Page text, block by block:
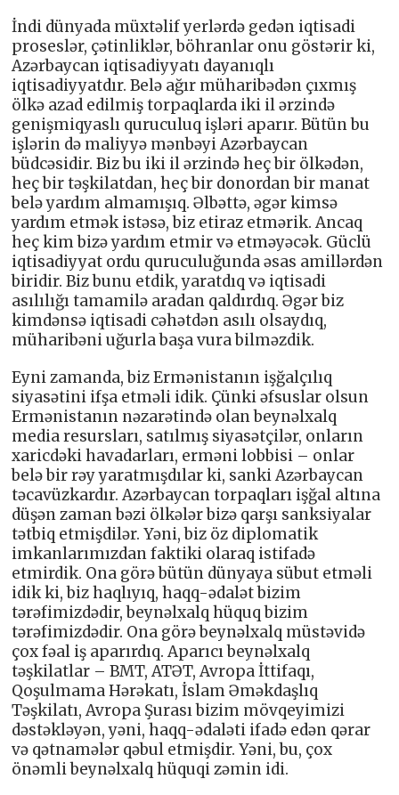
İndi dünyada müxtəlif yerlərdə gedən iqtisadi
proseslər, çətinliklər, böhranlar onu göstərir ki,
Azərbaycan iqtisadiyyatı dayanıqlı
iqtisadiyyatdır. Belə ağır müharibədən çıxmış
ölkə azad edilmiş torpaqlarda iki il ərzində
genişmiqyaslı quruculuq işləri aparır. Bütün bu
işlərin də maliyyə mənbəyi Azərbaycan
büdcəsidir. Biz bu iki il ərzində heç bir ölkədən,
heç bir təşkilatdan, heç bir donordan bir manat
belə yardım almamışıq. Əlbəttə, əgər kimsə
yardım etmək istəsə, biz etiraz etmərik. Ancaq
heç kim bizə yardım etmir və etməyəcək. Güclü
iqtisadiyyat ordu quruculuğunda əsas amillərdən
biridir. Biz bunu etdik, yaratdıq və iqtisadi
asılılığı tamamilə aradan qaldırdıq. Əgər biz
kimdənsə iqtisadi cəhətdən asılı olsaydıq,
müharibəni uğurla başa vura bilməzdik.
Eyni zamanda, biz Ermənistanın işğalçılıq
siyasətini ifşa etməli idik. Çünki əfsuslar olsun
Ermənistanın nəzarətində olan beynəlxalq
media resursları, satılmış siyasətçilər, onların
xaricdəki havadarları, erməni lobbisi – onlar
belə bir rəy yaratmışdılar ki, sanki Azərbaycan
təcavüzkardır. Azərbaycan torpaqları işğal altına
düşən zaman bəzi ölkələr bizə qarşı sanksiyalar
tətbiq etmişdilər. Yəni, biz öz diplomatik
imkanlarımızdan faktiki olaraq istifadə
etmirdik. Ona görə bütün dünyaya sübut etməli
idik ki, biz haqlıyıq, haqq-ədalət bizim
tərəfimizdədir, beynəlxalq hüquq bizim
tərəfimizdədir. Ona görə beynəlxalq müstəvidə
çox fəal iş aparırdıq. Aparıcı beynəlxalq
təşkilatlar – BMT, ATƏT, Avropa İttifaqı,
Qoşulmama Hərəkatı, İslam Əməkdaşlıq
Təşkilatı, Avropa Şurası bizim mövqeyimizi
dəstəkləyən, yəni, haqq-ədaləti ifadə edən qərar
və qətnamələr qəbul etmişdir. Yəni, bu, çox
önəmli beynəlxalq hüquqi zəmin idi.